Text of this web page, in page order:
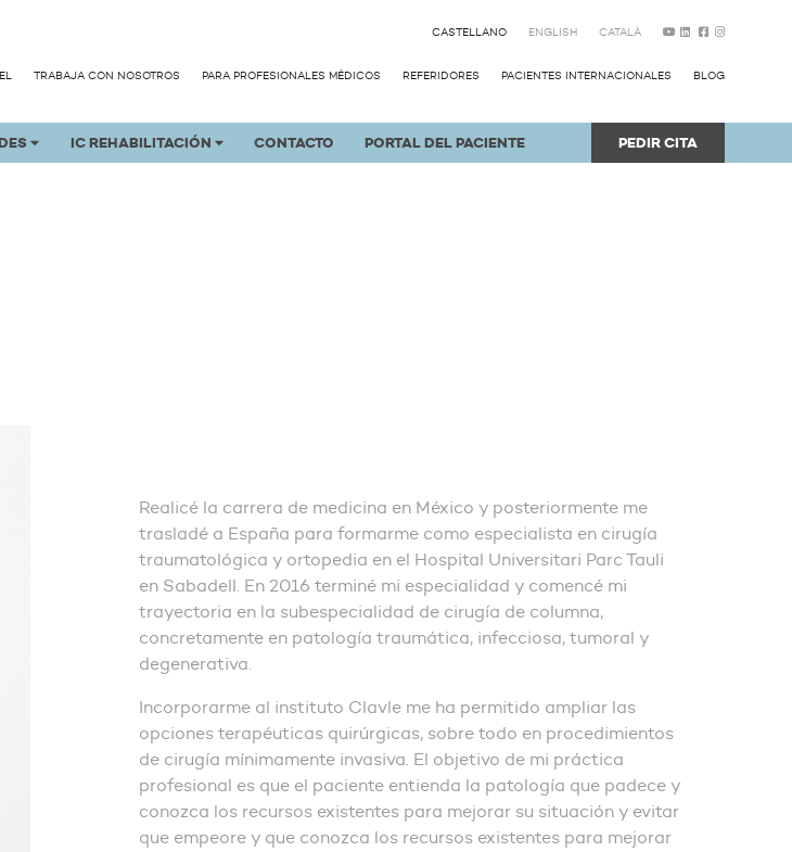
CASTELLANO ENGLISH CATALÀ
TRABAJA CON NOSOTROS PARA PROFESIONALES MÉDICOS REFERIDORES PACIENTES INTERNACIONALES BLOG
IC REHABILITACIÓN CONTACTO PORTAL DEL PACIENTE PEDIR CITA
Realicé la carrera de medicina en México y posteriormente me
trasladé a España para formarme como especialista en cirugía
traumatológica y ortopedia en el Hospital Universitari Parc Tauli
en Sabadell. En 2016 terminé mi especialidad y comencé mi
trayectoria en la subespecialidad de cirugía de columna,
concretamente en patología traumática, infecciosa, tumoral y
degenerativa.
Incorporarme al instituto Clavle me ha permitido ampliar las
opciones terapéuticas quirúrgicas, sobre todo en procedimientos
de cirugía mínimamente invasiva. El objetivo de mi práctica
profesional es que el paciente entienda la patología que padece y
conozca los recursos existentes para mejorar su situación y evitar
que empeore y que conozca los recursos existentes para mejorar